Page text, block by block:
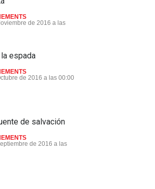
de 2016 a las
espada
de 2016 a las 00:00
de salvación
de 2016 a las